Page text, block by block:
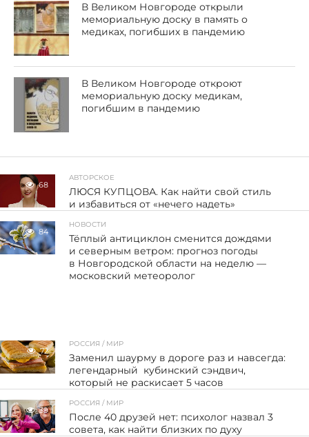
В Великом Новгороде открыли
мемориальную доску в память о
медиках, погибших в пандемию
В Великом Новгороде откроют
мемориальную доску медикам,
погибшим в пандемию
68
АВТОРСКОЕ
ЛЮСЯ КУПЦОВА. Как найти свой стиль
и избавиться от «нечего надеть»
84
НОВОСТИ
Тёплый антициклон сменится дождями
и северным ветром: прогноз погоды
в Новгородской области на неделю —
московский метеоролог
72
РОССИЯ / МИР
Заменил шаурму в дороге раз и навсегда:
легендарный кубинский сэндвич,
который не раскисает 5 часов
39
РОССИЯ / МИР
После 40 друзей нет: психолог назвал 3
совета, как найти близких по духу